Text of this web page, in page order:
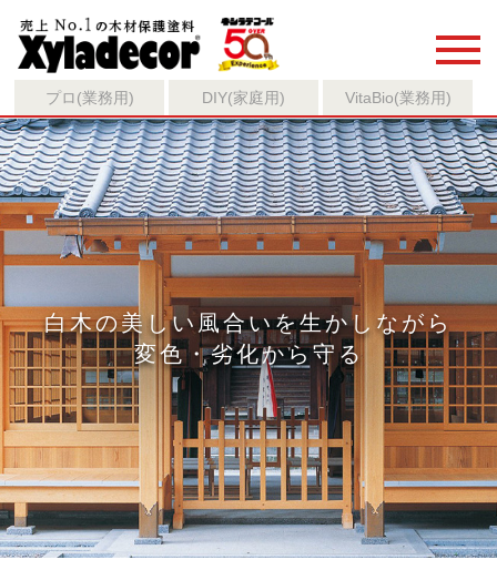
プロ(業務用) DIY(家庭用) VitaBio(業務用)
白木の美しい風合いを生かしながら
変色・劣化から守る